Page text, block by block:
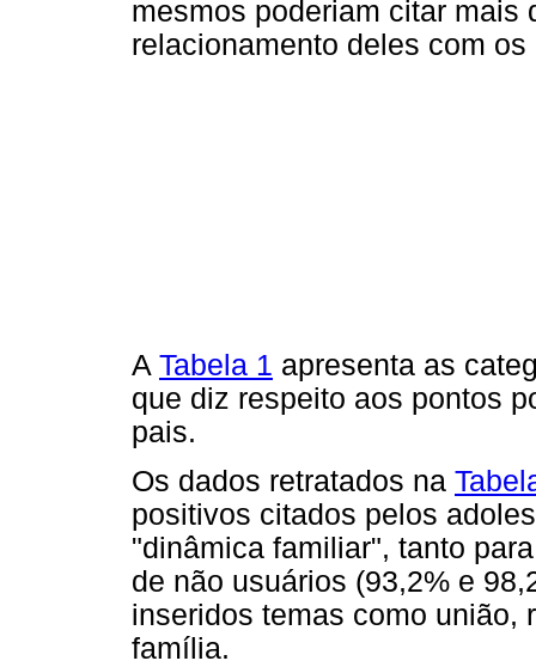
mesmos poderiam citar mais
relacionamento deles com os
A Tabela 1 apresenta as
que diz respeito aos pontos
pais.
Os dados retratados na
positivos citados pelos
"dinâmica familiar", tanto
de não usuários (93,2% e
inseridos temas como união,
família.